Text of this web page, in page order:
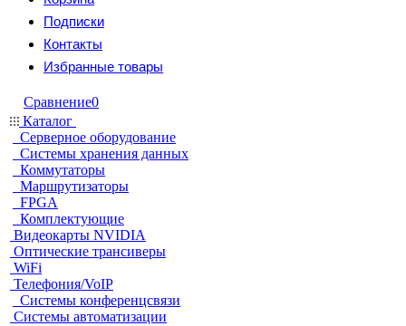
Подписки
Контакты
Избранные товары
Сравнение0
Каталог
Серверное оборудование
Системы хранения данных
Коммутаторы
Маршрутизаторы
FPGA
Комплектующие
Видеокарты NVIDIA
Оптические трансиверы
WiFi
Телефония/VoIP
Системы конференцсвязи
Системы автоматизации